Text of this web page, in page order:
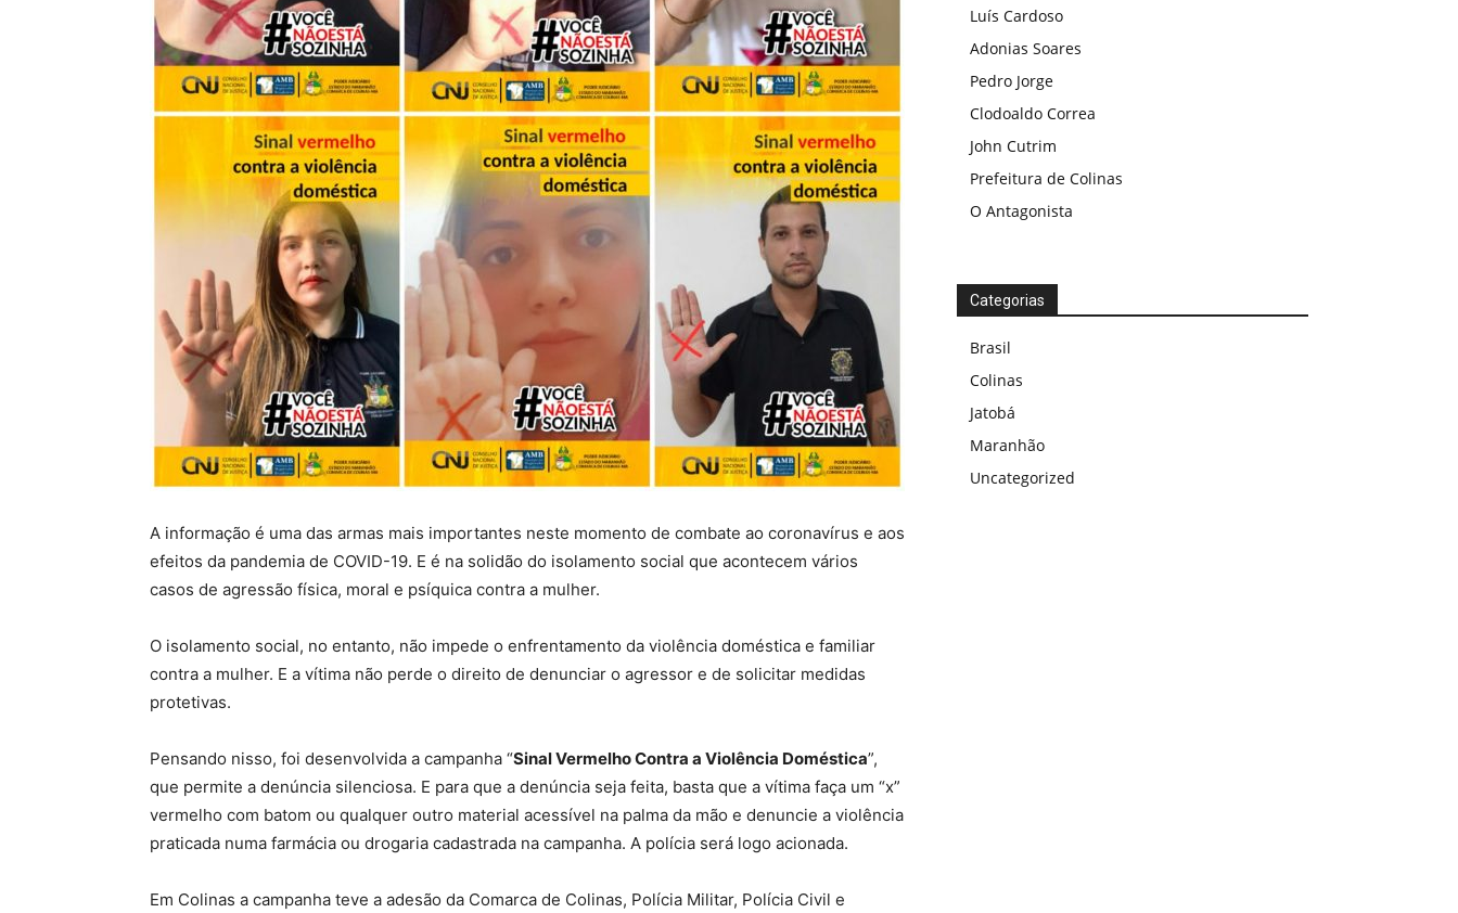
A informação é uma das armas mais importantes neste momento de combate ao coronavírus e aos
efeitos da pandemia de COVID-19. E é na solidão do isolamento social que acontecem vários
casos de agressão física, moral e psíquica contra a mulher.
O isolamento social, no entanto, não impede o enfrentamento da violência doméstica e familiar
contra a mulher. E a vítima não perde o direito de denunciar o agressor e de solicitar medidas
protetivas.
Pensando nisso, foi desenvolvida a campanha “Sinal Vermelho Contra a Violência Doméstica”,
que permite a denúncia silenciosa. E para que a denúncia seja feita, basta que a vítima faça um “x”
vermelho com batom ou qualquer outro material acessível na palma da mão e denuncie a violência
praticada numa farmácia ou drogaria cadastrada na campanha. A polícia será logo acionada.
Em Colinas a campanha teve a adesão da Comarca de Colinas, Polícia Militar, Polícia Civil e
Luís Cardoso
Adonias Soares
Pedro Jorge
Clodoaldo Correa
John Cutrim
Prefeitura de Colinas
O Antagonista
Categorias
Brasil
Colinas
Jatobá
Maranhão
Uncategorized